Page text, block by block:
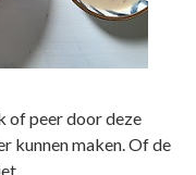
of peer door deze
kunnen maken. Of de